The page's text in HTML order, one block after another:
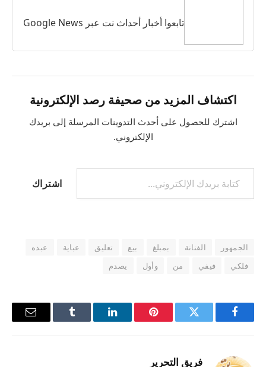
تابعوا أخبار أحداث نت عبر Google News
اكتشاف المزيد من صحيفة رصد الإلكترونية
اشترك للحصول على أحدث التدوينات المرسلة إلى بريدك
الإلكتروني.
كتابة بريدك الإلكتروني...
اشتراك
الجمهور الفنانة بمبلغ بيع تعليق عباية
عبده
فلكي
فيفي من وأول يصدم
فيسبوك تويتر بينتيريستلينكدإن Tumblr
البريد
فريق التحرير